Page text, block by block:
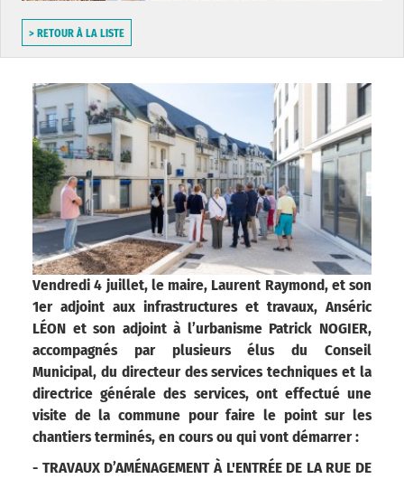
> RETOUR À LA LISTE
Vendredi 4 juillet, le maire, Laurent Raymond, et son
1er adjoint aux infrastructures et travaux, Anséric
LÉON et son adjoint à l’urbanisme Patrick NOGIER,
accompagnés par plusieurs élus du Conseil
Municipal, du directeur des services techniques et la
directrice générale des services, ont effectué une
visite de la commune pour faire le point sur les
chantiers terminés, en cours ou qui vont démarrer :
- TRAVAUX D’AMÉNAGEMENT À L'ENTRÉE DE LA RUE DE